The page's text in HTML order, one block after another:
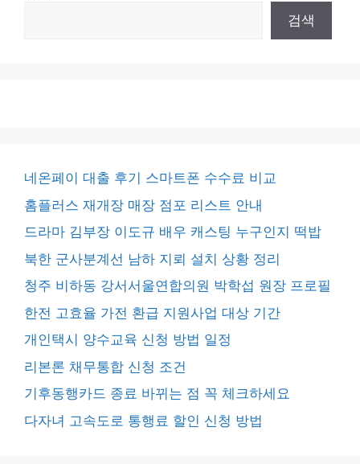
검색
네온페이 대출 후기 스마트폰 수수료 비교
홈플러스 재개장 매장 점포 리스트 안내
드라마 김부장 이도규 배우 캐스팅 누구인지 떡밥
북한 군사분계선 남하 지뢰 설치 상황 정리
청주 비하동 강서서울연합의원 박학섭 원장 프로필
한전 고효율 가전 환급 지원사업 대상 기간
개인택시 양수교육 신청 방법 일정
리본론 채무통합 신청 조건
기후동행카드 종료 바뀌는 점 꼭 체크하세요
다자녀 고속도로 통행료 할인 신청 방법